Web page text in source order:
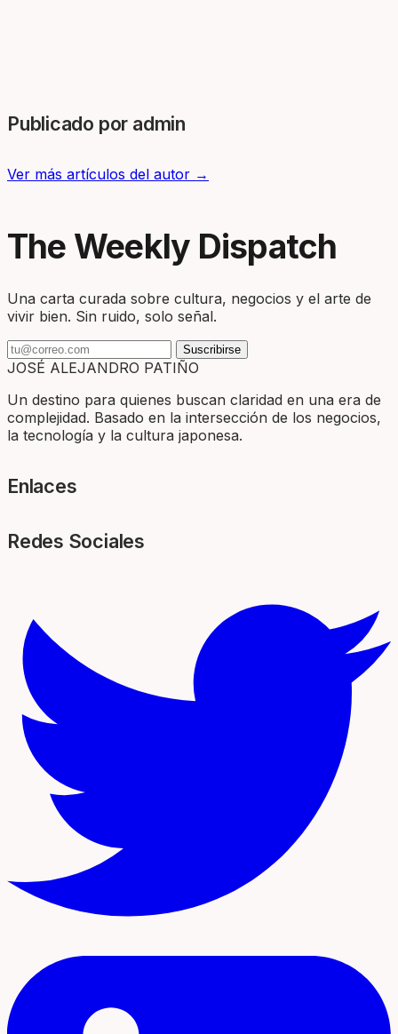
Publicado por admin
Ver más artículos del autor →
The Weekly Dispatch
Una carta curada sobre cultura, negocios y el arte de
vivir bien. Sin ruido, solo señal.
Suscribirse
JOSÉ ALEJANDRO PATIÑO
Un destino para quienes buscan claridad en una era de
complejidad. Basado en la intersección de los negocios,
la tecnología y la cultura japonesa.
Enlaces
Redes Sociales